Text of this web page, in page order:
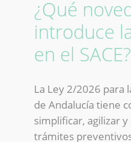
¿Qué
introduce
en el SACE?
La Ley 2/2026 para
de Andalucía tiene
simplificar, agilizar
trámites